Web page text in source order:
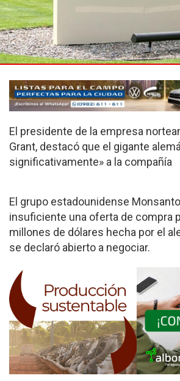
El presidente de la empresa
Grant, destacó que el gigante
significativamente» a la compañía
El grupo estadounidense
insuficiente una oferta de compra
millones de dólares hecha por el
se declaró abierto a negociar.